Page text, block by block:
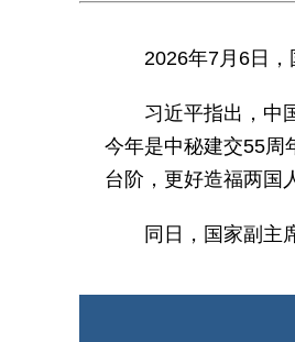
2026年7月6日，
习近平指出，中
今年是中秘建交55周
台阶，更好造福两国
同日，国家副主